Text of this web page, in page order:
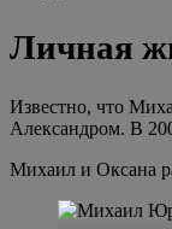
Личная
Известно, что
Александром. В
Михаил и Оксана